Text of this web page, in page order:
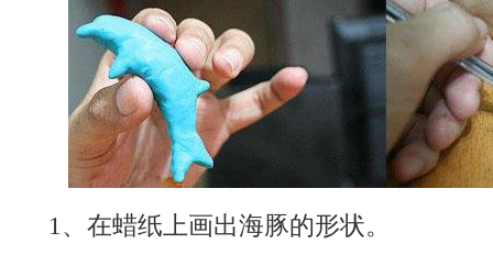
1、在蜡纸上画出海豚的形状。